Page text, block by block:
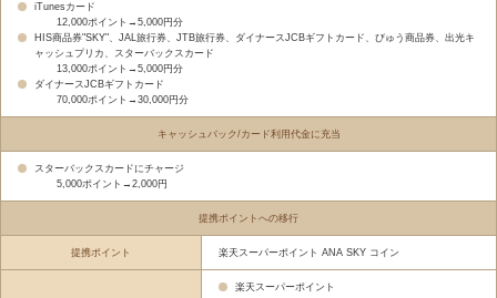
iTunesカード
12,000ポイント→5,000円分
HIS商品券"SKY"、JAL旅行券、JTB旅行券、ダイナースJCBギフトカード、びゅう商品券、出光キ
ャッシュプリカ、スターバックスカード
13,000ポイント→5,000円分
ダイナースJCBギフトカード
70,000ポイント→30,000円分
キャッシュバック/カード利用代金に充当
スターバックスカードにチャージ
5,000ポイント→2,000円
提携ポイントへの移行
提携ポイント 楽天スーパーポイント ANA SKY コイン
楽天スーパーポイント